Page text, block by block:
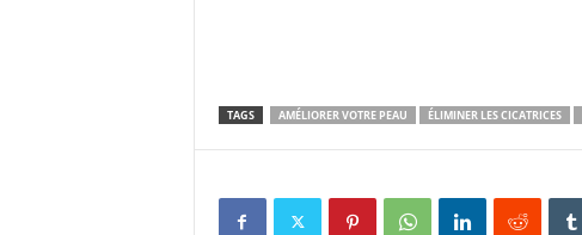
TAGS AMÉLIORER VOTRE PEAU ÉLIMINER LES CICATRICES